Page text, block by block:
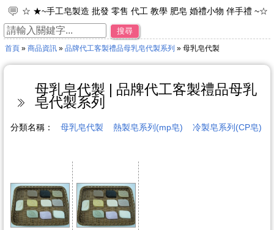
☆ ★~手工皂製造 批發 零售 代工 教學 肥皂 婚禮小物 伴手禮 ~☆
★
☆ ★~工廠直營 專業製造 品牌代工 接受小量訂單~☆ ★
☆ ★~加入免費會員~可享每次購物95折之優惠。~☆ ★
☆ ★~歡迎光臨~蘇菲皂世界~☆ ★
搜尋
首頁» 商品資訊» 品牌代工客製禮品母乳皂代製系列 » 母乳皂代製
母乳皂代製 | 品牌代工客製禮品母乳
皂代製系列
分類名稱： 母乳皂代製 熱製皂系列(mp皂) 冷製皂系列(CP皂)